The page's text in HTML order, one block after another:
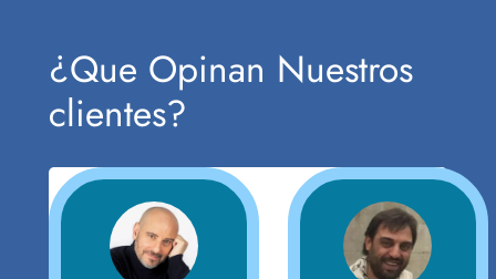
¿Que Opinan Nuestros
clientes?